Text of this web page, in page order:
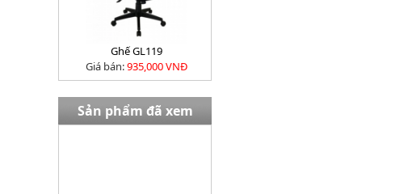
Ghế GL119
Giá bán:935,000 VNĐ
Sản phẩm đã xem